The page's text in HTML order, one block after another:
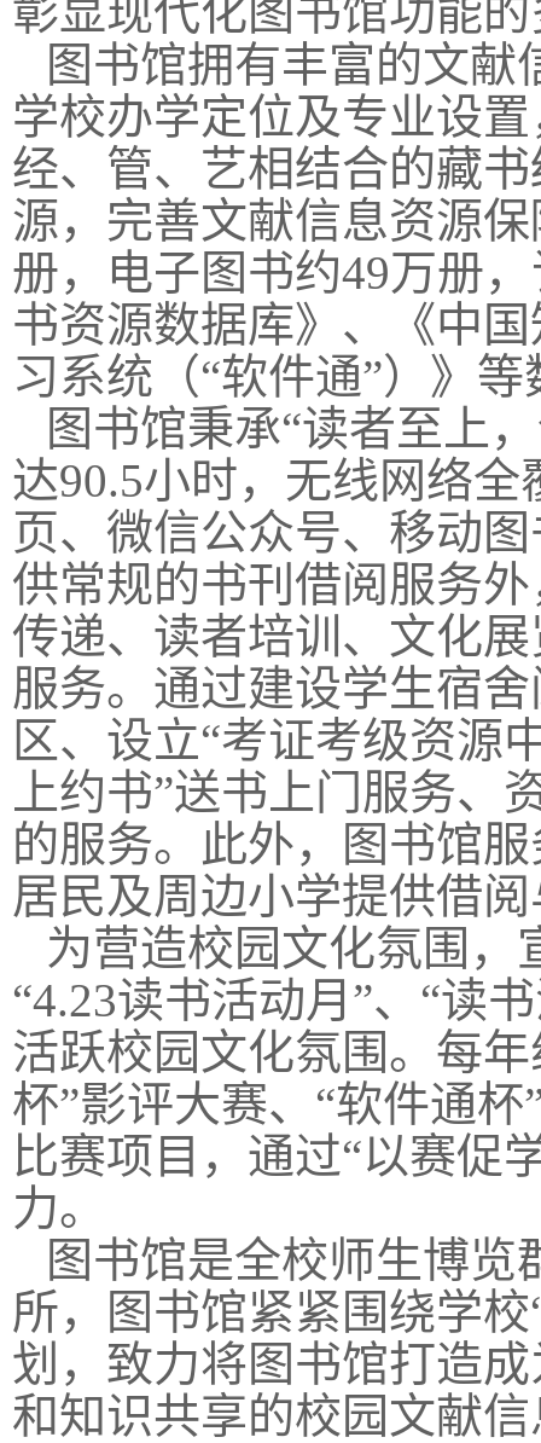
彰显现代化图书馆功能
图书馆拥有丰富的文
学校办学定位及专业设
经、管、艺相结合的藏
源，完善文献信息资源
册，电子图书约49万册
书资源数据库》、《中
习系统（“软件通”）》
图书馆秉承“读者至上
达90.5小时，无线网络
页、微信公众号、移动
供常规的书刊借阅服务
传递、读者培训、文化
服务。通过建设学生宿
区、设立“考证考级资源
上约书”送书上门服务
的服务。此外，图书馆
居民及周边小学提供借
为营造校园文化氛围，
“4.23读书活动月”、“读
活跃校园文化氛围。每
杯”影评大赛、“软件通
比赛项目， 通过“以赛促
力。
图书馆是全校师生博
所，图书馆紧紧围绕学
划，致力将图书馆打造
和知识共享的校园文献